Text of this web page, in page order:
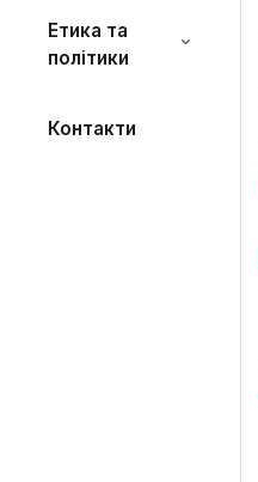
Етика та
політики
Контакти